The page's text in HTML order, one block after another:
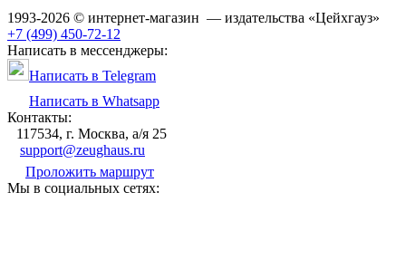
1993-2026 © интернет-магазин — издательства «Цейхгауз»
+7 (499) 450-72-12
Написать в мессенджеры:
Написать в Telegram
Написать в Whatsapp
Контакты:
117534, г. Москва, а/я 25
support@zeughaus.ru
Проложить маршрут
Мы в социальных сетях: